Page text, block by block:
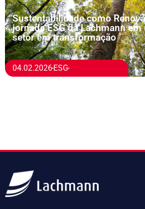
Sustentabilidade como
jornada ESG da Lachmann em
setor em transformação
04.02.2026ESG